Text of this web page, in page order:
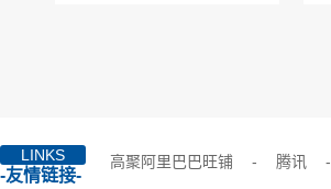
LINKS
-友情链接-
高聚阿里巴巴旺铺 - 腾讯 -